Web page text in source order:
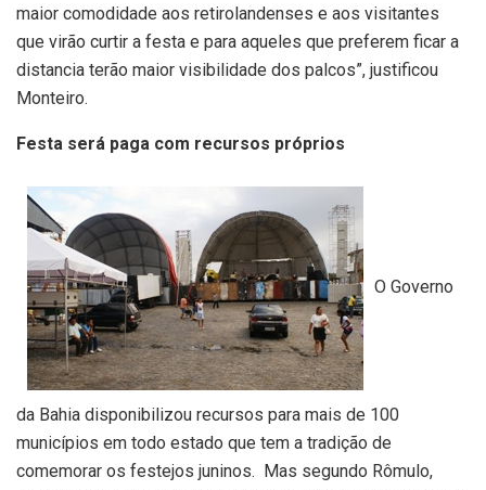
maior comodidade aos retirolandenses e aos visitantes
que virão curtir a festa e para aqueles que preferem ficar a
distancia terão maior visibilidade dos palcos”, justificou
Monteiro.
Festa será paga com recursos próprios
O Governo
da Bahia disponibilizou recursos para mais de 100
municípios em todo estado que tem a tradição de
comemorar os festejos juninos. Mas segundo Rômulo,